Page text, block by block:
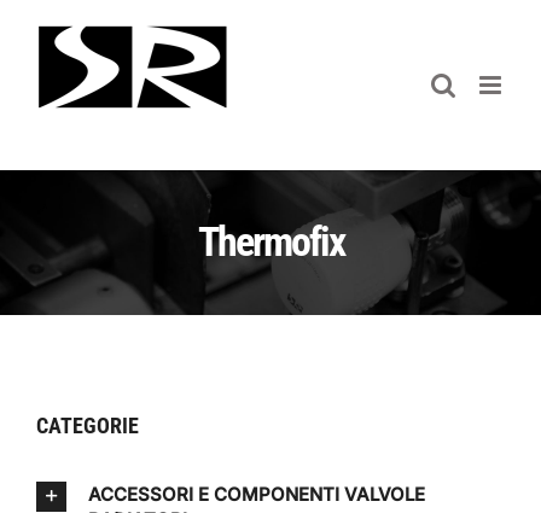
contenuto
Thermofix
CATEGORIE
ACCESSORI E COMPONENTI VALVOLE